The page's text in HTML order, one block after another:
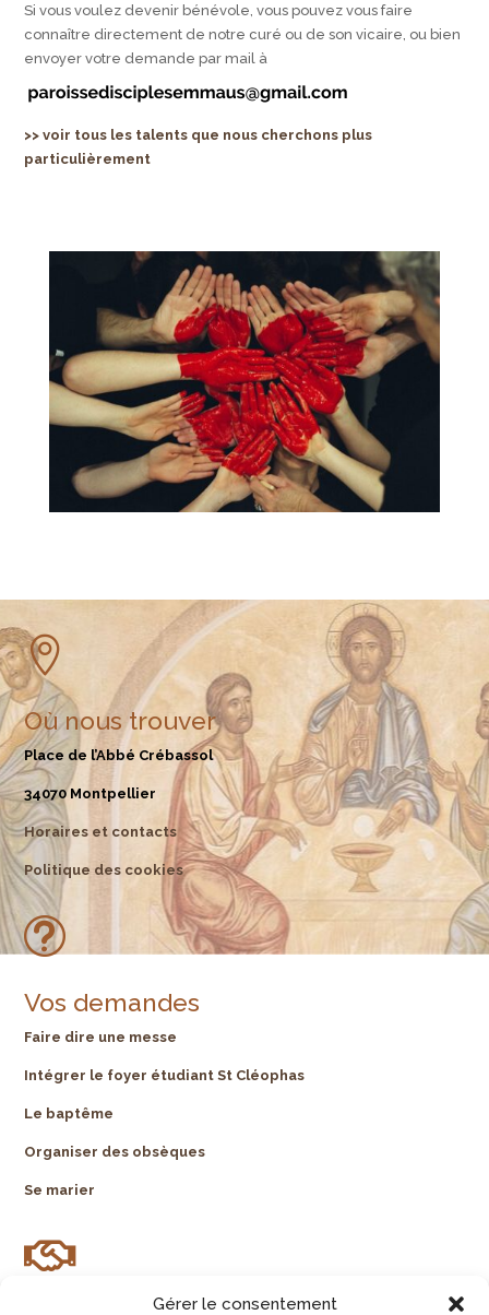
Gérer le consentement
Si vous voulez devenir bénévole, vous pouvez vous faire
connaître directement de notre curé ou de son vicaire, ou bien
envoyer votre demande par mail à
>> voir tous les talents que nous cherchons plus
particulièrement

Où nous trouver
Place de l’Abbé Crébassol
34070 Montpellier
Horaires et contacts
Politique des cookies
t
Vos demandes
Faire dire une messe
Intégrer le foyer étudiant St Cléophas
Le baptême
Organiser des obsèques
Se marier
